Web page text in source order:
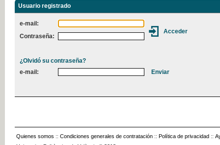
Usuario registrado
e-mail:
Contraseña:
¿Olvidó su contraseña?
e-mail:
Quienes somos :: Condiciones generales de contratación :: Política de privacidad ::